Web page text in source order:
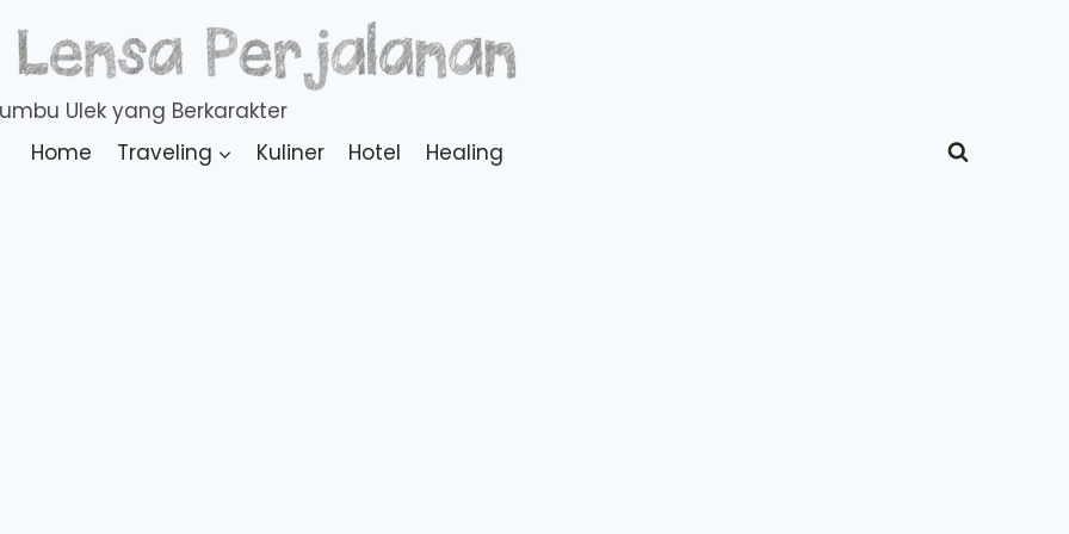
Home Traveling Kuliner Hotel Healing